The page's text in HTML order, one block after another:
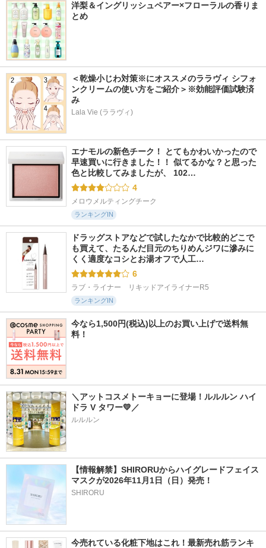
洋梨＆イングリッシュペアー×フローラルの香りま
とめ
＜乾燥小じわ対策※にオススメのララヴィ シフォ
ンクリームの使い方をご紹介＞※効能評価試験済
み
Lala Vie (ララヴィ)
エナモルの新色チーク！ とてもかわいかったので
早速買いに行きました！！ 似てるかな？と思った
色と比較してみましたが、 102…
4
メロウメルティングチーク
ランキングIN
ドラッグストアなどで試したなかで比較的どこで
も買えて、たるんだ目元のちりめんジワに滲みに
くく適度なコシとお湯オフで人工…
6
ラブ・ライナー　リキッドアイライナーR5
ランキングIN
今なら1,500円(税込)以上のお買い上げで送料無
料！
＼アットコスメトーキョーに登場！ルルルン ハイ
ドラ V タワー💛／
ルルルン
【情報解禁】SHIRORUからハイグレードフェイス
マスクが2026年11月1日（日）発売！
SHIRORU
今売れている化粧下地はこれ！最新売れ筋ランキ